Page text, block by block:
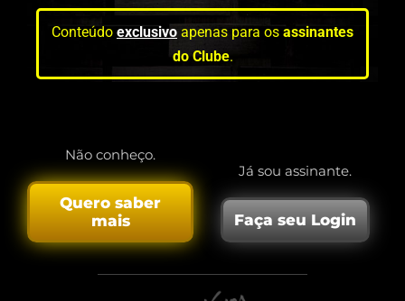
Conteúdo exclusivo apenas para os assinantes
do Clube.
Não conheço.
Quero saber
mais
Já sou assinante.
Faça seu Login